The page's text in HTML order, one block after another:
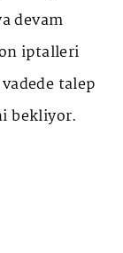
devam
iptalleri
talep
bekliyor.